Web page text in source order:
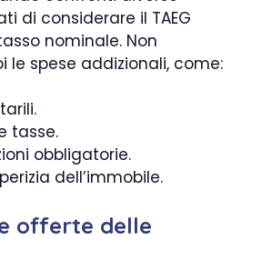
di considerare il TAEG
nominale. Non
le spese addizionali, come:
tasse.
obbligatorie.
dell’immobile.
offerte delle